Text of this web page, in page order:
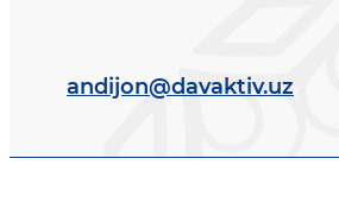
andijon@davaktiv.uz